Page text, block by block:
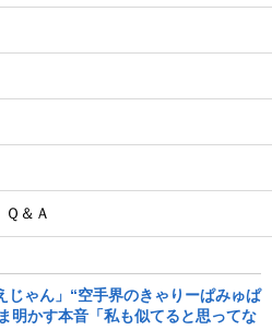
＆Ａ
じゃん」“空手界のきゃりーぱみゅぱ
明かす本音「私も似てると思ってな